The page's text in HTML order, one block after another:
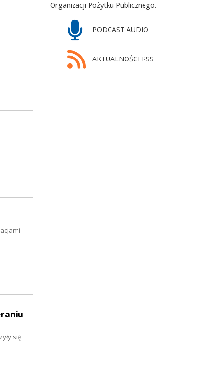
Organizacji Pożytku Publicznego.
PODCAST AUDIO
AKTUALNOŚCI RSS
się